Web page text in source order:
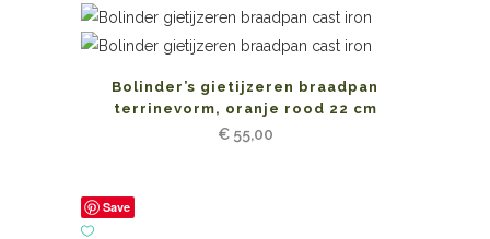
Bolinder’s gietijzeren braadpan
terrinevorm, oranje rood 22 cm
€55,00
Save